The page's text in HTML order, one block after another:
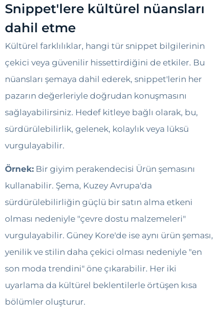
Snippet'lere kültürel nüansları
dahil etme
Kültürel farklılıklar, hangi tür snippet bilgilerinin
çekici veya güvenilir hissettirdiğini de etkiler. Bu
nüansları şemaya dahil ederek, snippet'lerin her
pazarın değerleriyle doğrudan konuşmasını
sağlayabilirsiniz. Hedef kitleye bağlı olarak, bu,
sürdürülebilirlik, gelenek, kolaylık veya lüksü
vurgulayabilir.
Örnek: Bir giyim perakendecisi Ürün şemasını
kullanabilir. Şema, Kuzey Avrupa'da
sürdürülebilirliğin güçlü bir satın alma etkeni
olması nedeniyle "çevre dostu malzemeleri"
vurgulayabilir. Güney Kore'de ise aynı ürün şeması,
yenilik ve stilin daha çekici olması nedeniyle "en
son moda trendini" öne çıkarabilir. Her iki
uyarlama da kültürel beklentilerle örtüşen kısa
bölümler oluşturur.